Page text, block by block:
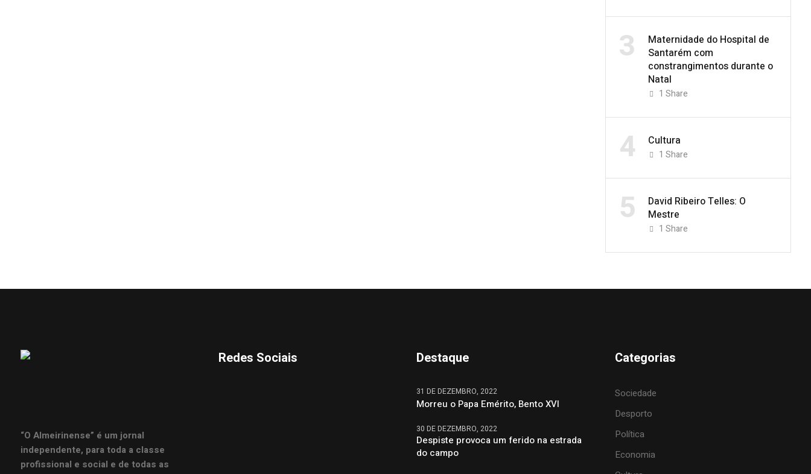
3
Maternidade do Hospital de
Santarém com
constrangimentos durante o
Natal
1 Share
4 Cultura
1 Share
5
David Ribeiro Telles: O
Mestre
1 Share
“O Almeirinense” é um jornal
independente, para toda a classe
profissional e social e de todas as
Redes Sociais Destaque
31 DE DEZEMBRO, 2022
Morreu o Papa Emérito, Bento XVI
30 DE DEZEMBRO, 2022
Despiste provoca um ferido na estrada
do campo
Categorias
Sociedade
Desporto
Política
Economia